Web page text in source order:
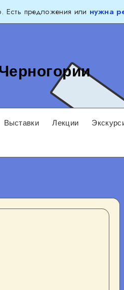
Есть предложения или нужна
Выставки Лекции